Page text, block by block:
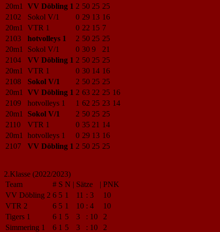
20m1
VV Döbling 1 2 50 25 25
2102
Sokol V/1 0 29 13 16
20m1
VTR 1 0 22 15 7
2103
hotvolleys 1 2 50 25 25
20m1
Sokol V/1 0 30 9
21
2104
VV Döbling 1 2 50 25 25
20m1
VTR 1 0 30 14 16
2108
Sokol V/1 2 50 25 25
20m1
VV Döbling 1 2 63 22 25 16
2109
hotvolleys 1 1 62 25 23 14
20m1
Sokol V/1 2 50 25 25
2110
VTR 1 0 35 21 14
20m1
hotvolleys 1 0 29 13 16
2107
VV Döbling 1 2 50 25 25
2.Klasse (2022/2023)
Team
# S N | Sätze | PNK
VV Döbling 2 6 5 1 11 : 3
10
VTR 2
6 5 1 10 : 4
10
Tigers 1
6 1 5 3 : 10
2
Simmering 1
6 1 5 3 : 10 2